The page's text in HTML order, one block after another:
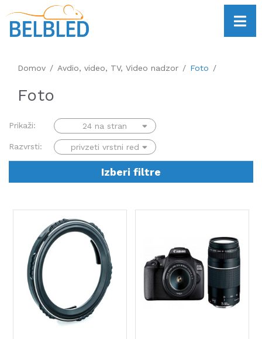
Domov Avdio, video, TV, Video nadzor Foto
Foto
Prikaži:
Razvrsti:
Izberi filtre